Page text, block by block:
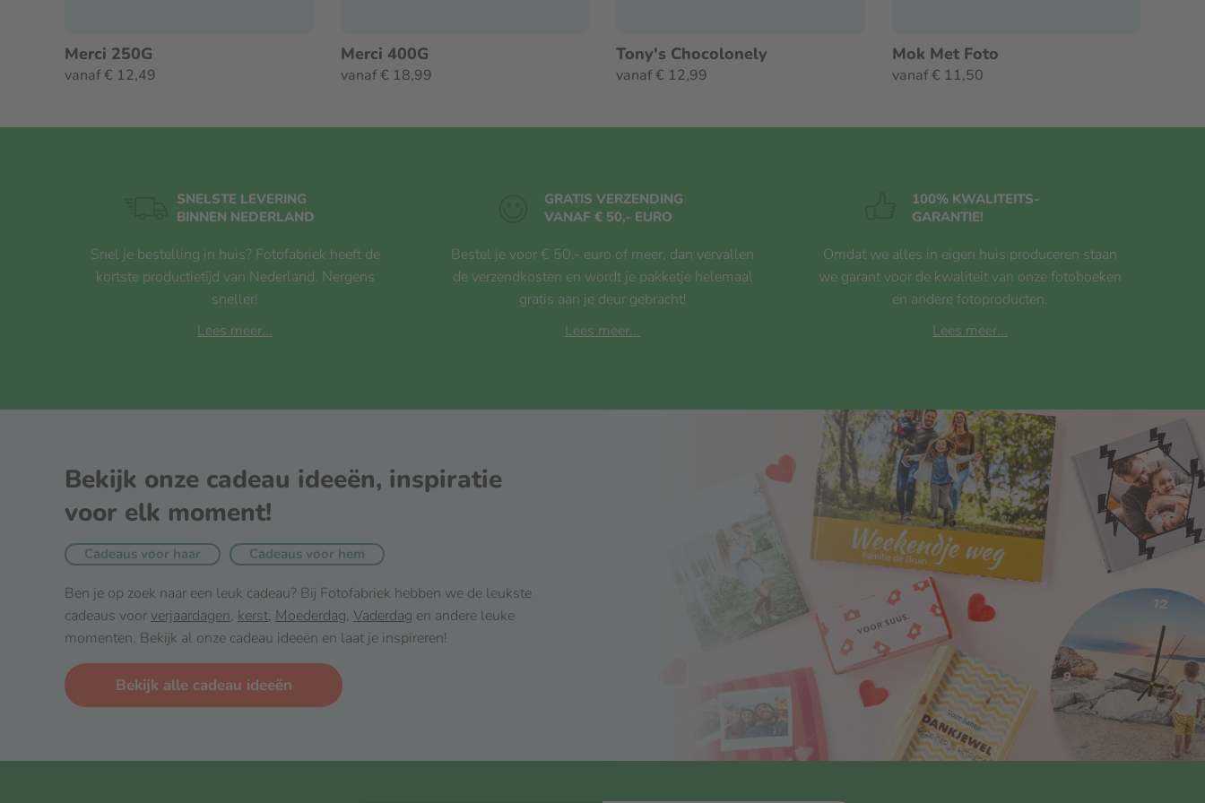
Ingrediënten
Voedingswaarden
Koolhydraten 57 g
Voedingsvezel
waarvan suikers 56 g
Eiwitten
Zout 0,35 g
Specificaties van Milka Chocolade Hart
Merci 250G
vanaf € 12,49
Merci 400G
vanaf € 18,99
Tony's Chocolonely
vanaf € 12,99
Mok Met Foto
vanaf € 11,50
SNELSTE LEVERING
BINNEN NEDERLAND
Snel je bestelling in huis? Fotofabriek heeft de
kortste productietijd van Nederland. Nergens
sneller!
Lees meer...
GRATIS VERZENDING
VANAF € 50,- EURO
Bestel je voor € 50,- euro of meer, dan vervallen
de verzendkosten en wordt je pakketje helemaal
gratis aan je deur gebracht!
Lees meer...
100% KWALITEITS-
GARANTIE!
Omdat we alles in eigen huis produceren staan
we garant voor de kwaliteit van onze fotoboeken
en andere fotoproducten.
Lees meer...
Bekijk onze cadeau ideeën, inspiratie
voor elk moment!
Cadeaus voor haar Cadeaus voor hem
Ben je op zoek naar een leuk cadeau? Bij Fotofabriek hebben we de leukste
cadeaus voor verjaardagen, kerst, Moederdag, Vaderdag en andere leuke
momenten. Bekijk al onze cadeau ideeën en laat je inspireren!
Bekijk alle cadeau ideeën